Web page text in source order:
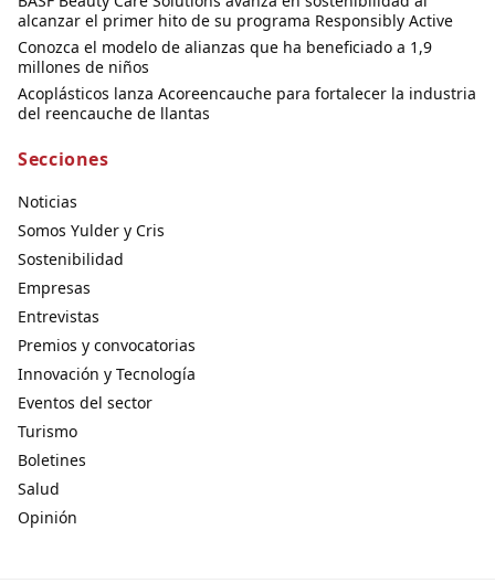
alcanzar el primer hito de su programa Responsibly Active
Conozca el modelo de alianzas que ha beneficiado a 1,9
millones de niños
Acoplásticos lanza Acoreencauche para fortalecer la industria
del reencauche de llantas
Secciones
Noticias
Somos Yulder y Cris
Sostenibilidad
Empresas
Entrevistas
Premios y convocatorias
Innovación y Tecnología
Eventos del sector
Turismo
Boletines
Salud
Opinión